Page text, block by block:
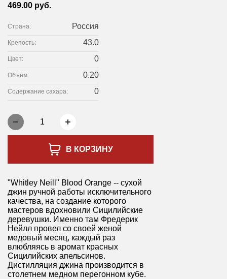
469.00 руб.
Страна: Россия
Крепость: 43.0
Цвет: 0
Объем: 0.20
Содержание сахара: 0
1
В КОРЗИНУ
"Whitley Neill" Blood Orange -- сухой
джин ручной работы исключительного
качества, на создание которого
мастеров вдохновили Сицилийские
деревушки. Именно там Фредерик
Нейлл провел со своей женой
медовый месяц, каждый раз
влюбляясь в аромат красных
Сицилийских апельсинов.
Дистилляция джина производится в
столетнем медном перегонном кубе.